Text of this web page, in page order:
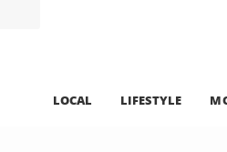
LOCAL LIFESTYLE